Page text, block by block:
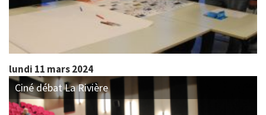
lundi 11 mars 2024
Ciné débat La Rivière